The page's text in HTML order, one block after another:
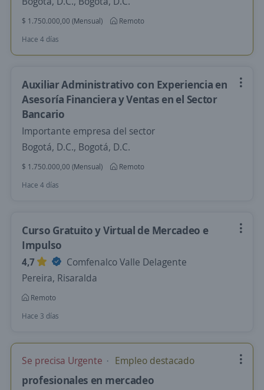
$ 1.750.000,00 (Mensual)
Remoto
Hace 4 días
Auxiliar Administrativo con Experiencia en
Asesoría Financiera y Ventas en el Sector
Bancario
Importante empresa del sector
Bogotá, D.C., Bogotá, D.C.
$ 1.750.000,00 (Mensual)
Remoto
Hace 4 días
Curso Gratuito y Virtual de Mercadeo e
Impulso
4,7
Comfenalco Valle Delagente
Pereira, Risaralda
Remoto
Hace 3 días
Se precisa Urgente Empleo destacado
profesionales en mercadeo